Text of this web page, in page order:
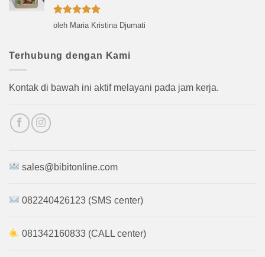
Dinilai5
oleh Maria Kristina Djumati
Terhubung dengan Kami
Kontak di bawah ini aktif melayani pada jam kerja.
sales@bibitonline.com
082240426123 (SMS center)
081342160833 (CALL center)